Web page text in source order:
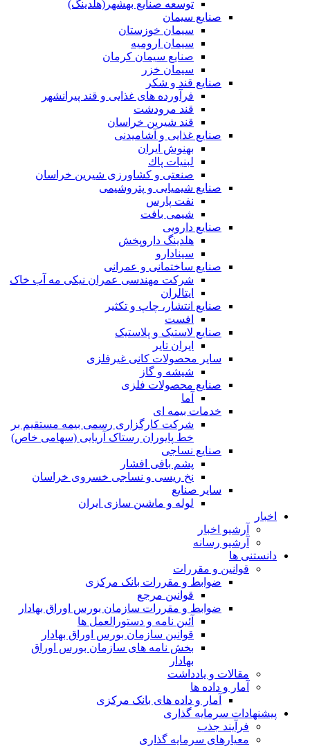
توسعه‌ صنایع‌ بهشهر(هلدینگ)
صنایع سیمان
سیمان خوزستان
سیمان ارومیه
صنایع سیمان کرمان
سیمان خزر
صنایع قند و شکر
فرآورده های غذایی و قند پیرانشهر
قند مرودشت
قند شیرین خراسان
صنایع غذايی و آشاميدنی
بهنوش ایران
لبنيات پاك
صنعتی و کشاورزی شیرین خراسان
صنایع شیمیایی و پتروشیمی
نفت پارس
شیمی بافت
صنایع دارویی
هلدینگ داروپخش
سینادارو
صنایع ساختمانی و عمرانی
شرکت مهندسی عمران نیکی مه آب خاک
ایتالران
صنایع انتشار، چاپ و تکثير
افست
صنایع لاستیک و پلاستیک
ایران تایر
ساير محصولات كانی غيرفلزی
شیشه و گاز
صنایع محصولات فلزی
آما
خدمات بیمه ای
شرکت کارگزاری رسمی بیمه مستقیم بر
خط پایوران رستاک آریایی (سهامی خاص)
صنایع نساجی
پشم بافی افشار
نخ ریسی و نساجی خسروی خراسان
سایر صنایع
لوله و ماشین سازی ایران
اخبار
آرشیو اخبار
آرشیو رسانه
دانستنی ها
قوانین و مقررات
ضوابط و مقررات بانک مرکزی
قوانين مرجع
ضوابط و مقررات سازمان بورس اوراق بهادار
آئین نامه و دستورالعمل ها
قوانین سازمان بورس اوراق بهادار
بخش نامه های سازمان بورس اوراق
بهادار
مقالات و یادداشت
آمار و داده ها
آمار و داده های بانک مرکزی
پیشنهادات سرمایه گذاری
فرآیند جذب
معیارهای سرمایه گذاری